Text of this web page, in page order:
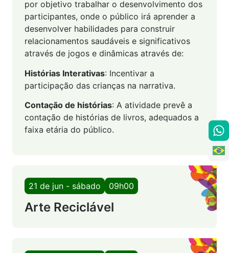
por objetivo trabalhar o desenvolvimento dos
participantes, onde o público irá aprender a
desenvolver habilidades para construir
relacionamentos saudáveis e significativos
através de jogos e dinâmicas através de:
Histórias Interativas: Incentivar a
participação das crianças na narrativa.
Contação de histórias: A atividade prevê a
contação de histórias de livros, adequados a
faixa etária do público.
21 de jun - sábado 09h00
Arte Reciclável